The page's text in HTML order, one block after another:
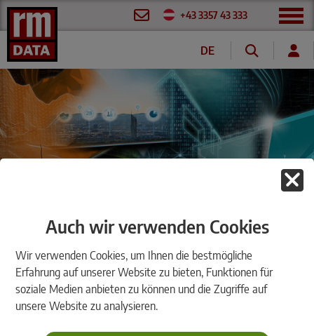
Auch wir verwenden Cookies
Wir verwenden Cookies, um Ihnen die bestmögliche
Erfahrung auf unserer Website zu bieten, Funktionen für
soziale Medien anbieten zu können und die Zugriffe auf
unsere Website zu analysieren.
+43 3357 43 333
DE
EN
Firmenmagazin
Mehr Informationen. Mehr Service. Mehr Wissen.
Firmenmagazin kostenlos
abonnieren